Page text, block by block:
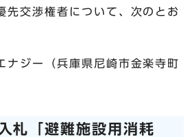
先交渉権者について、次のとお
ナジー（兵庫県尼崎市金楽寺町
札「避難施設用消耗